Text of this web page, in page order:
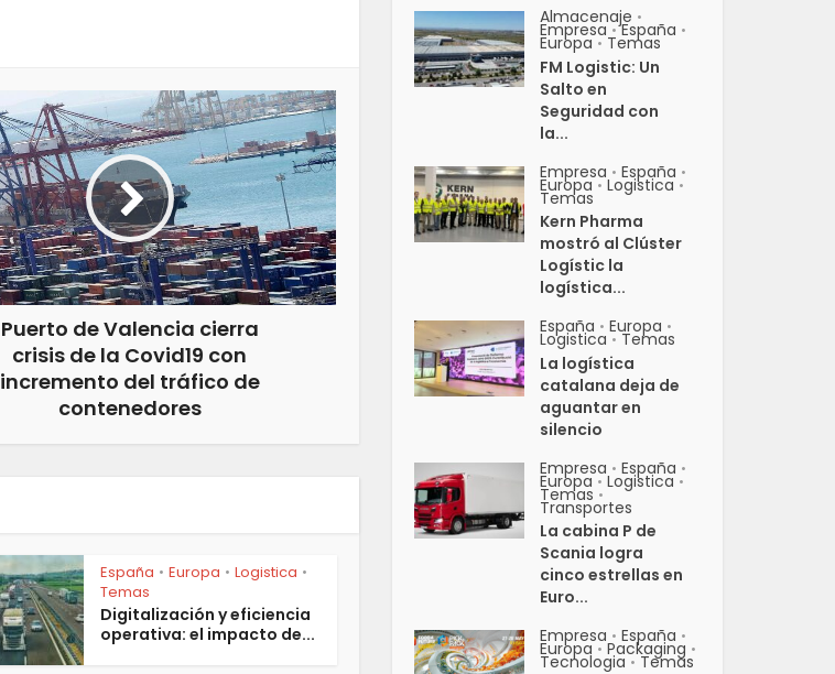
Puerto de Valencia cierra
crisis de la Covid19 con
incremento del tráfico de
contenedores
España • Europa • Logistica •
Temas
Digitalización y eficiencia
operativa: el impacto de...
Almacenaje •
Empresa • España •
Europa • Temas
FM Logistic: Un
Salto en
Seguridad con
la...
Empresa • España •
Europa • Logistica •
Temas
Kern Pharma
mostró al Clúster
Logístic la
logística...
España • Europa •
Logistica • Temas
La logística
catalana deja de
aguantar en
silencio
Empresa • España •
Europa • Logistica •
Temas •
Transportes
La cabina P de
Scania logra
cinco estrellas en
Euro...
Empresa • España •
Europa • Packaging •
Tecnologia • Temas